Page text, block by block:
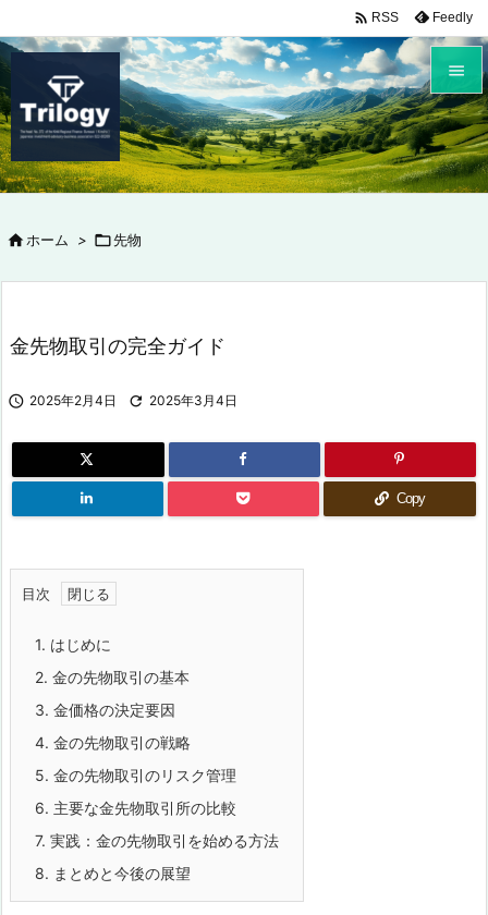


メニュ

サイド

 RSS Feedly
ホーム > 先物
金先物取引の完全ガイド
 2025年2月4日  2025年3月4日
Copy
目次
1. はじめに
2. 金の先物取引の基本
3. 金価格の決定要因
4. 金の先物取引の戦略
5. 金の先物取引のリスク管理
6. 主要な金先物取引所の比較
7. 実践：金の先物取引を始める方法
8. まとめと今後の展望